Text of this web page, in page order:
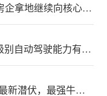
7月土地市场竞拍分化 房企拿地继续向核心城市聚集
L3/L4强制国标发布 高级别自动驾驶能力有望看齐“老司机”
新建仓！这23股，外资最新潜伏，最强牛股在列